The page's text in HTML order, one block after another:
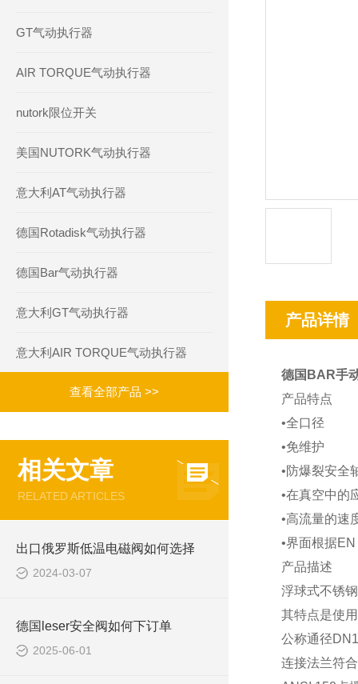
GT气动执行器
AIR TORQUE气动执行器
nutork限位开关
美国NUTORK气动执行器
意大利AT气动执行器
德国Rotadisk气动执行器
德国Bar气动执行器
意大利GT气动执行器
意大利AIR TORQUE气动执行器
查看全部产品 >>
相关文章
RELATED ARTICLES
出口俄罗斯低温电磁阀如何选择
2024-03-07
德国leser安全阀如何下订单
2025-06-01
产品详情
德国BAR手
产品特点
•全口径
•免维护
•防爆裂安全
•在真空中的
•高流量的速
•界面根据
产品描述
浮球式不锈
其特点是使
公称通径
连接法兰符